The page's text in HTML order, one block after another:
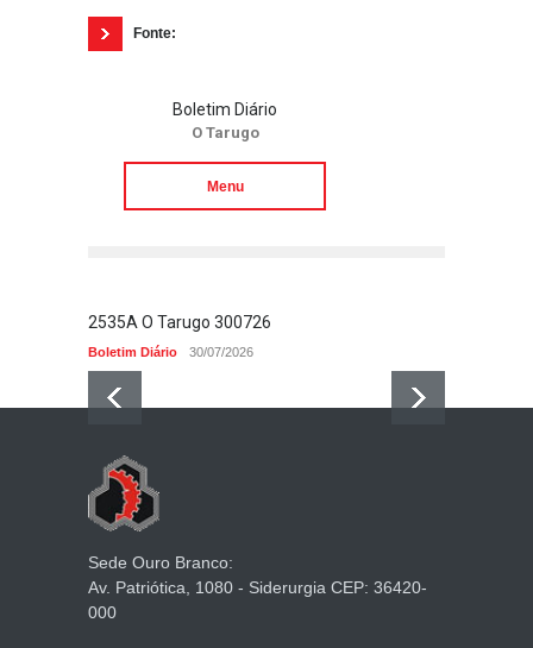
Fonte:
Boletim Diário
O Tarugo
Menu
2535A O Tarugo 300726
Boletim Diário 30/07/2026
Sede Ouro Branco:
Av. Patriótica, 1080 - Siderurgia CEP: 36420-
000